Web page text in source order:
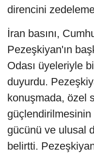
direncini
İran basını,
Pezeşkiyan'ın
Odası üyeleriyle
duyurdu.
konuşmada, özel
gücünü ve ulusal
belirtti.